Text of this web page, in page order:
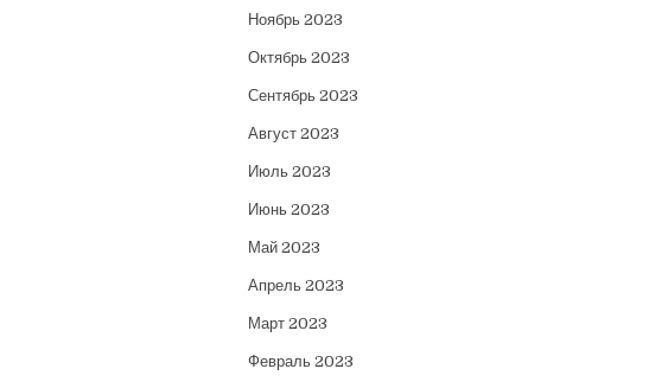
Ноябрь 2023
Октябрь 2023
Сентябрь 2023
Август 2023
Июль 2023
Июнь 2023
Май 2023
Апрель 2023
Март 2023
Февраль 2023